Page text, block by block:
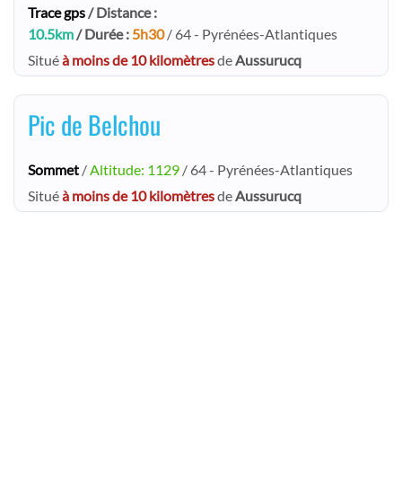
Trace gps/ Distance :
10.5km/ Durée : 5h30/ 64 - Pyrénées-Atlantiques
Situéà moins de 10 kilomètresdeAussurucq
Pic de Belchou
Sommet /Altitude: 1129 / 64 - Pyrénées-Atlantiques
Situéà moins de 10 kilomètresdeAussurucq